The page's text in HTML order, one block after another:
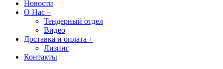
Новости
О Нас +
Тендерный отдел
Видео
Доставка и оплата +
Лизинг
Контакты